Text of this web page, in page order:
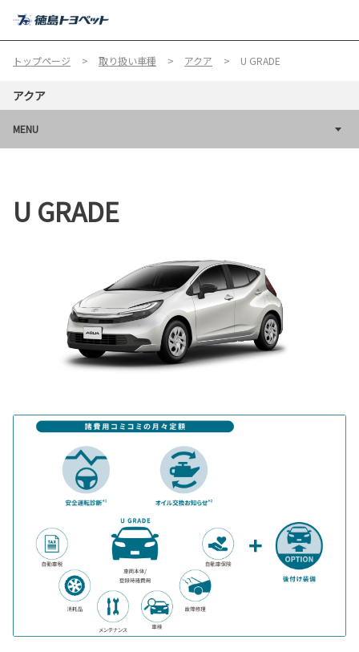
トップページ 取り扱い車種 アクア U GRADE
アクア
MENU
U GRADE